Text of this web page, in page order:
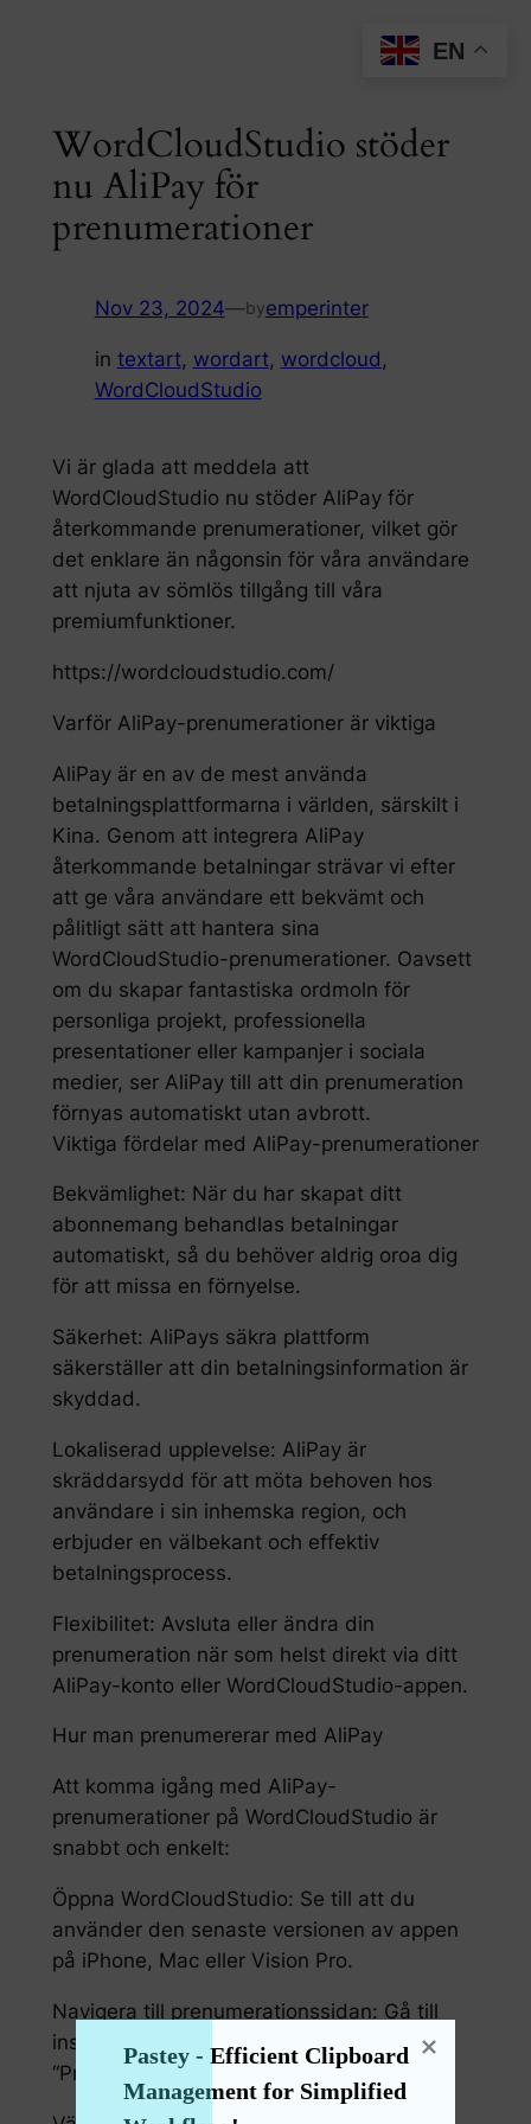
WordCloudStudio stöder
nu AliPay för
prenumerationer
Nov 23, 2024—byemperinter
in textart, wordart, wordcloud
WordCloudStudio
Vi är glada att meddela att
WordCloudStudio nu stöder AliPay för
återkommande prenumerationer, vilket gör
det enklare än någonsin för våra användare
att njuta av sömlös tillgång till våra
premiumfunktioner.
https://wordcloudstudio.com/
Varför AliPay-prenumerationer är viktiga
AliPay är en av de mest använda
betalningsplattformarna i världen, särskilt i
Kina. Genom att integrera AliPay
återkommande betalningar strävar vi efter
att ge våra användare ett bekvämt och
pålitligt sätt att hantera sina
WordCloudStudio-prenumerationer. Oavsett
om du skapar fantastiska ordmoln för
personliga projekt, professionella
presentationer eller kampanjer i sociala
medier, ser AliPay till att din prenumeration
förnyas automatiskt utan avbrott.
Viktiga fördelar med AliPay-prenumerationer
Bekvämlighet: När du har skapat ditt
abonnemang behandlas betalningar
automatiskt, så du behöver aldrig oroa dig
för att missa en förnyelse.
Säkerhet: AliPays säkra plattform
säkerställer att din betalningsinformation är
skyddad.
Lokaliserad upplevelse: AliPay är
skräddarsydd för att möta behoven hos
användare i sin inhemska region, och
erbjuder en välbekant och effektiv
betalningsprocess.
Flexibilitet: Avsluta eller ändra din
prenumeration när som helst direkt via ditt
AliPay-konto eller WordCloudStudio-appen.
Hur man prenumererar med AliPay
Att komma igång med AliPay-
prenumerationer på WordCloudStudio är
snabbt och enkelt:
Öppna WordCloudStudio: Se till att du
använder den senaste versionen av appen
på iPhone, Mac eller Vision Pro.
Navigera till prenumerationssidan: Gå till
inställningsmenyn och välj
“Prenumerationsalternativ”.
Pastey - Efficient Clipboard
Management for Simplified
EN